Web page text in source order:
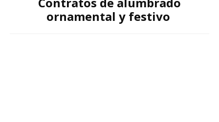
ornamental y festivo